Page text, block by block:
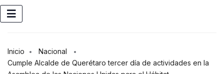
Inicio
Nacional
Cumple Alcalde de Querétaro tercer día de actividades en la